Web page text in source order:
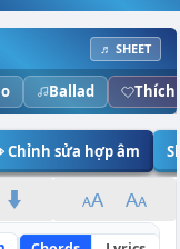
♬ SHEET
Ballad Thích
Chỉnh sửa hợp âm